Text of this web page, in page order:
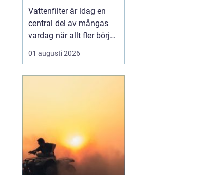
vardagen
Vattenfilter är idag en
central del av mångas
vardag när allt fler börjar
fundera på kvaliteten på
vattnet som kommer ur
hårt vat...
01 augusti 2026